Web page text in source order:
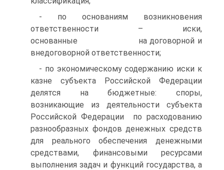
- по основаниям возникновения
ответственности – иски,
основанные на договорной и
внедоговорной ответственности;
- по экономическому содержанию иски к
казне субъекта Российской Федерации
делятся на бюджетные: споры,
возникающие из деятельности субъекта
Российской Федерации по расходованию
разнообразных фондов денежных средств
для реального обеспечения денежными
средствами, финансовыми ресурсами
выполнения задач и функций государства, а